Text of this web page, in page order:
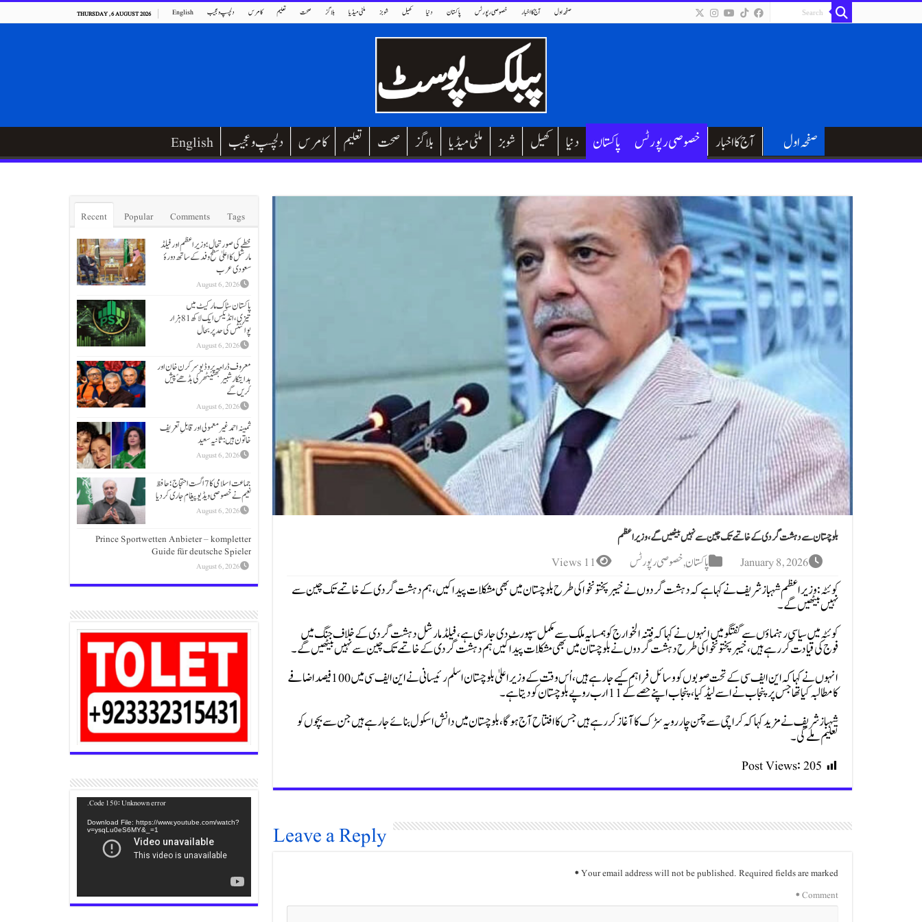
THURSDAY , 6 AUGUST 2026 English دلچسپ و عجیب کامرس تعلیم صحت بلاگز ملٹی میڈیا شوبز کھیل دنیا پاکستان خصوصی رپورٹس آج کا اخبار صفحہ اول
English دلچسپ و عجیب کامرس تعلیم صحت بلاگز ملٹی میڈیا شوبز کھیل دنیا پاکستان خصوصی رپورٹس آج کا اخبار صفحہ اول
بلوچستان سے دہشت گردی کے خاتمے تک چین سے نہیں بیٹھیں گے، وزیراعظم
January 8, 2026 پاکستان,خصوصی رپورٹس 11 Views
کوئٹہ:وزیراعظم شہباز شریف نے کہا ہے کہ دہشت گردوں نے خیبرپختونخوا کی طرح بلوچستان میں بھی مشکلات پیدا کیں، ہم دہشت گردی کے خاتمے تک چین سے
نہیں بیٹھیں گے۔
کوئٹہ میں سیاسی رہنماؤں سے گفتگو میں انہوں نے کہا کہ فتنہ الخوارج کو ہمسایہ ملک سے مکمل سپورٹ دی جارہی ہے، فیلڈ مارشل دہشت گردی کے خلاف جنگ میں
فوج کی قیادت کررہے ہیں، خیبرپختونخوا کی طرح دہشت گردوں نے بلوچستان میں بھی مشکلات پیدا کیں ہم دہشت گردی کے خاتمے تک چین سے نہیں بیٹھیں گے۔
انہوں نے کہا کہ این ایف سی کے تحت صوبوں کو وسائل فراہم کیے جارہے ہیں، اُس وقت کے وزیراعلیٰ بلوچستان اسلم رئیسانی نے این ایف سی میں 100 فیصد اضافے
کا مطالبہ کیا تھا جس پر پنجاب نے اسے لیڈ کیا، پنجاب اپنے حصے کے 11 ارب روپے بلوچستان کو دیتا ہے۔
شہباز شریف نے مزید کہا کہ کراچی سے چمن چار رویہ سڑک کا آغاز کررہے ہیں جس کا افتتاح آج ہوگا، بلوچستان میں دانش اسکول بنائے جارہے ہیں جن سے بچوں کو
تعلیم ملے گی۔
Post Views:205
Leave a Reply
Your email address will not be published.Required fields are marked
*
Comment
*
Recent Popular Comments
Tags
خطے کی صورتحال؛ وزیراعظم اور فیلڈ
مارشل کا اعلیٰ سطح وفد کے ساتھ دورۂ
سعودی عرب
August 6, 2026
پاکستان سٹاک مارکیٹ میں
تیزی،انڈیکس ایک لاکھ 81 ہزار
پوائنٹس کی حد پر بحال
August 6, 2026
معروف ڈرامہ پروڈیوسر کرن خان اور
ہدایتکار شبیر بھٹیًٹھرکی بڈھےًپیش
کریں گے
August 6, 2026
ثمینہ احمد غیر معمولی اور قابلِ تعریف
خاتون ہیں: ثانیہ سعید
August 6, 2026
جماعت اسلامی کا 7 اگست احتجاج؛حافظ
نعیم نے خصوصی ویڈیو پیغام جاری کردیا
August 6, 2026
Prince Sportwetten Anbieter – kompletter
Guide für deutsche Spieler
August 6, 2026
Player
Code 150: Unknown error.
Download File: https://www.youtube.com/watch?
v=ysqLu0eS6MY&_=1